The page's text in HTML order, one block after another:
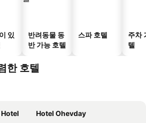
있
반려동물 동
반 가능 호텔
스파 호텔
주차
텔
한 호텔
Hotel Ohevday